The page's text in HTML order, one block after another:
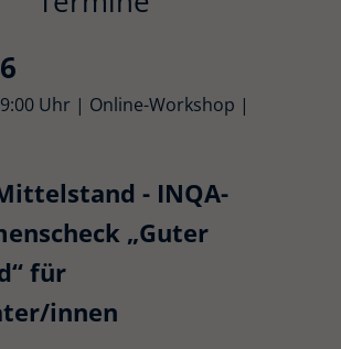
Uhr | Online-Workshop |
- INQA-
„Guter
für
innen